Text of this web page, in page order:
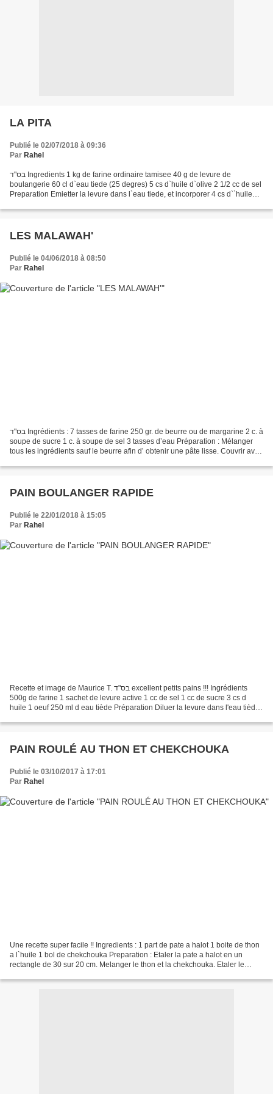
LA PITA
Publié le 02/07/2018 à 09:36
Par Rahel
בס"ד Ingredients 1 kg de farine ordinaire tamisee 40 g de levure de
boulangerie 60 cl d`eau tiede (25 degres) 5 cs d`huile d`olive 2 1/2 cc de sel
Preparation Emietter la levure dans l`eau tiede, et incorporer 4 cs d``huile
LES MALAWAH'
Publié le 04/06/2018 à 08:50
Par Rahel
בס"ד Ingrédients : 7 tasses de farine 250 gr. de beurre ou de margarine 2 c. à
soupe de sucre 1 c. à soupe de sel 3 tasses d’eau Préparation : Mélanger
tous les ingrédients sauf le beurre afin d’ obtenir une pâte lisse. Couvrir avec
PAIN BOULANGER RAPIDE
Publié le 22/01/2018 à 15:05
Par Rahel
Recette et image de Maurice T. בס"ד excellent petits pains !!! Ingrédients
500g de farine 1 sachet de levure active 1 cc de sel 1 cc de sucre 3 cs d
huile 1 oeuf 250 ml d eau tiède Préparation Diluer la levure dans l'eau tiède
PAIN ROULÉ AU THON ET CHEKCHOUKA
Publié le 03/10/2017 à 17:01
Par Rahel
Une recette super facile !! Ingredients : 1 part de pate a halot 1 boite de thon
a l`huile 1 bol de chekchouka Preparation : Etaler la pate a halot en un
rectangle de 30 sur 20 cm. Melanger le thon et la chekchouka. Etaler le